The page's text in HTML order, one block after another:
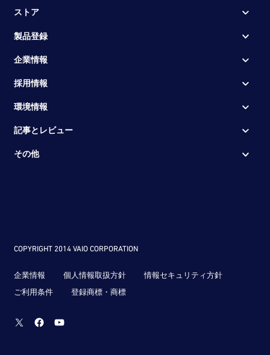
ストア
製品登録
企業情報
採用情報
環境情報
記事とレビュー
その他
COPYRIGHT 2014 VAIO CORPORATION
企業情報 個人情報取扱方針
情報セキュリティ方針
ご利用条件
登録商標・商標
TwitterFacebookYoutube